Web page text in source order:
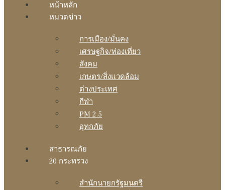
หน้าหลัก
หมวดข่าว
การเมือง/มั่นคง
เศรษฐกิจ/ท่องเที่ยว
สังคม
เกษตร/สิ่งแวดล้อม
ต่างประเทศ
กีฬา
PM 2.5
อุทกภัย
สาธารณภัย
20 กระทรวง
สํานักนายกรัฐมนตรี